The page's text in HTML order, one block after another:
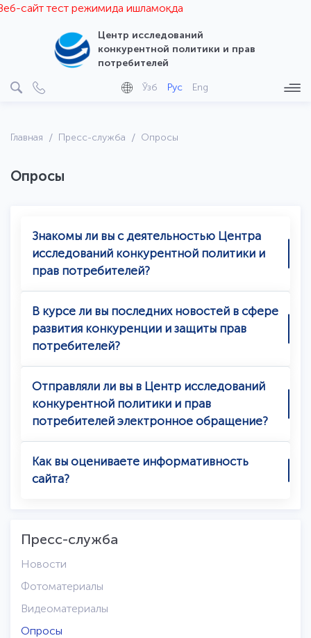
сайт тест режимида ишламоқда
Центр исследований
конкурентной политики и прав
потребителей
Ўзб Рус Eng
Главная Пресс-служба Опросы
Опросы
Знакомы ли вы с деятельностью Центра
исследований конкурентной политики и
прав потребителей?
В курсе ли вы последних новостей в сфере
развития конкуренции и защиты прав
потребителей?
Отправляли ли вы в Центр исследований
конкурентной политики и прав
потребителей электронное обращение?
Как вы оцениваете информативность
сайта?
Пресс-служба
Новости
Фотоматериалы
Видеоматериалы
Опросы